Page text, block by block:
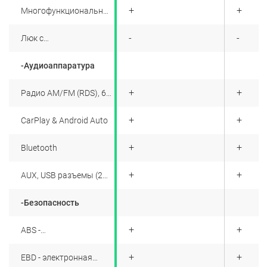
Многофункциональный
коммандером
Люк с
-Аудиоаппаратура
Радио AM/FM (RDS), 6
CarPlay & Android Auto
Bluetooth
AUX, USB разъемы (2
-Безопасность
ABS -
EBD - электронная
+
+
+
+
+
+
+
+
+
-
+
+
+
+
+
+
+
-
+
+
+
+
+
+